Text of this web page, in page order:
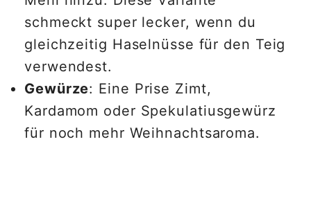
schmeckt super lecker, wenn du
gleichzeitig Haselnüsse für den Teig
verwendest.
Gewürze: Eine Prise Zimt,
Kardamom oder Spekulatiusgewürz
für noch mehr Weihnachtsaroma.